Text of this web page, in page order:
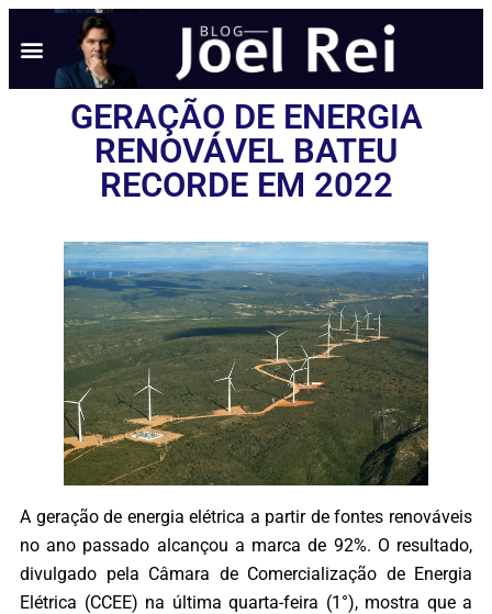
GERAÇÃO DE ENERGIA
RENOVÁVEL BATEU
RECORDE EM 2022
A geração de energia elétrica a partir de fontes renováveis
no ano passado alcançou a marca de 92%. O resultado,
divulgado pela Câmara de Comercialização de Energia
Elétrica (CCEE) na última quarta-feira (1°), mostra que a